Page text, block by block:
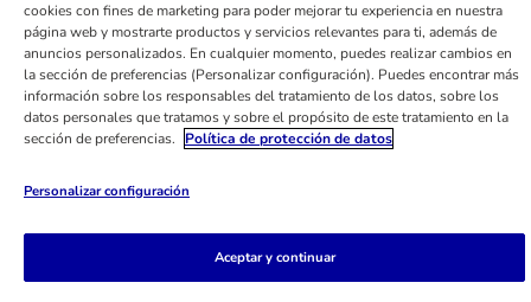
cookies con fines de marketing para poder mejorar tu experiencia en nuestra
página web y mostrarte productos y servicios relevantes para ti, además de
anuncios personalizados. En cualquier momento, puedes realizar cambios en
la sección de preferencias (Personalizar configuración). Puedes encontrar más
información sobre los responsables del tratamiento de los datos, sobre los
datos personales que tratamos y sobre el propósito de este tratamiento en la
sección de preferencias.
Política de protección de datos
Personalizar configuración
Aceptar y continuar